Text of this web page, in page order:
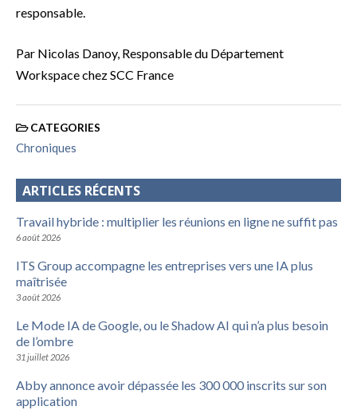
responsable.
Par Nicolas Danoy, Responsable du Département
Workspace chez SCC France
CATEGORIES
Chroniques
ARTICLES RÉCENTS
Travail hybride : multiplier les réunions en ligne ne suffit pas
6 août 2026
ITS Group accompagne les entreprises vers une IA plus
maîtrisée
3 août 2026
Le Mode IA de Google, ou le Shadow AI qui n’a plus besoin
de l’ombre
31 juillet 2026
Abby annonce avoir dépassée les 300 000 inscrits sur son
application